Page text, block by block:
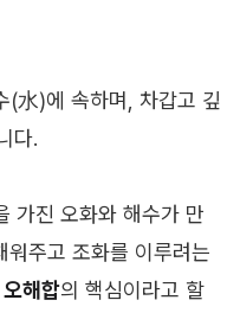
(水)에 속하며, 차갑고 깊
다.
가진 오화와 해수가 만
주고 조화를 이루려는
오해합의 핵심이라고 할